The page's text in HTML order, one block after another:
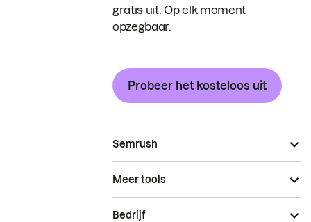
gratis uit. Op elk moment
opzegbaar.
Probeer het kosteloos uit
Semrush
Meer tools
Bedrijf